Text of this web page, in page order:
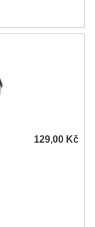
129,00 Kč